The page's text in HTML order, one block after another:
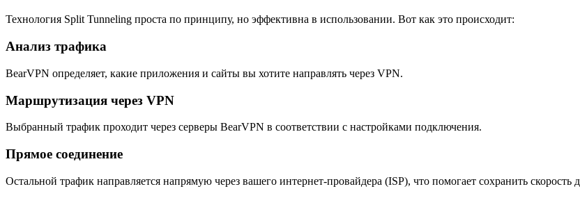
Технология Split Tunneling проста по принципу, но эффективна в использовании. Вот как это происходит:
Анализ трафика
BearVPN определяет, какие приложения и сайты вы хотите направлять через VPN.
Маршрутизация через VPN
Выбранный трафик проходит через серверы BearVPN в соответствии с настройками подключения.
Прямое соединение
Остальной трафик направляется напрямую через вашего интернет-провайдера (ISP), что помогает сохранить скорость